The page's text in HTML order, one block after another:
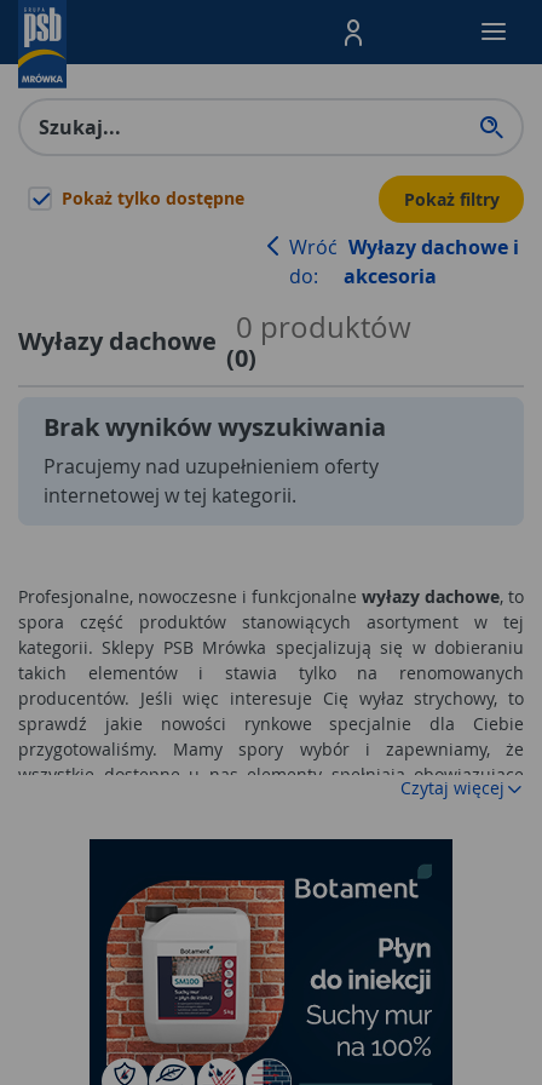
Menu Produktów,
Pokaż tylko dostępne Pokaż filtry
Wróć
do:
Wyłazy dachowe i
akcesoria
Wyłazy dachowe 0 produktów
(0)
Brak wyników wyszukiwania
Pracujemy nad uzupełnieniem oferty
internetowej w tej kategorii.
Profesjonalne, nowoczesne i funkcjonalne wyłazy dachowe, to
spora część produktów stanowiących asortyment w tej
kategorii. Sklepy PSB Mrówka specjalizują się w dobieraniu
takich elementów i stawia tylko na renomowanych
producentów. Jeśli więc interesuje Cię wyłaz strychowy, to
sprawdź jakie nowości rynkowe specjalnie dla Ciebie
przygotowaliśmy. Mamy spory wybór i zapewniamy, że
wszystkie dostępne u nas elementy spełniają obowiązujące
standardy, są proste w montażu i certyfikowane.
Wyłaz dachowy na dach spadzisty i prosty
Przyglądając się produktom występującym w tej kategorii
łatwo można znaleźć akcesoria pasujące zarówno na dachy
płaskie jak i spadziste. Wybór odpowiedniego wyłazu na
dach zagwarantuje szybkie, bezpieczne i proste wyjście. Nie
bez znaczenia będzie montaż takiego akcesorium, ale
najważniejszą sprawą jest wybór odpowiedniego rozmiaru i
umieszczenie wyłazu w dobrym miejscu. Chociaż na dach nie
wychodzi się codziennie, to od czasu do czasu należy
Czytaj więcej